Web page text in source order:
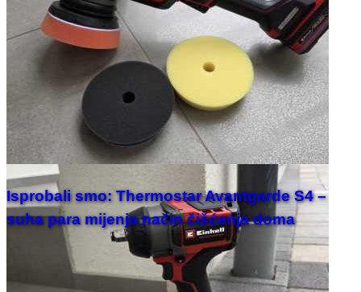
Isprobali smo: Thermostar Avantgarde S4 –
suha para mijenja način čišćenja doma